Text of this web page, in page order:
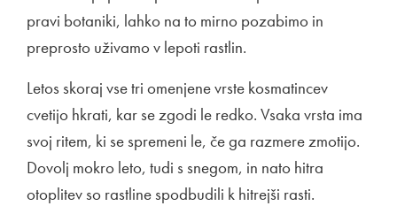
pravi botaniki, lahko na to mirno pozabimo in
preprosto uživamo v lepoti rastlin.
Letos skoraj vse tri omenjene vrste kosmatincev
cvetijo hkrati, kar se zgodi le redko. Vsaka vrsta ima
svoj ritem, ki se spremeni le, če ga razmere zmotijo.
Dovolj mokro leto, tudi s snegom, in nato hitra
otoplitev so rastline spodbudili k hitrejši rasti.